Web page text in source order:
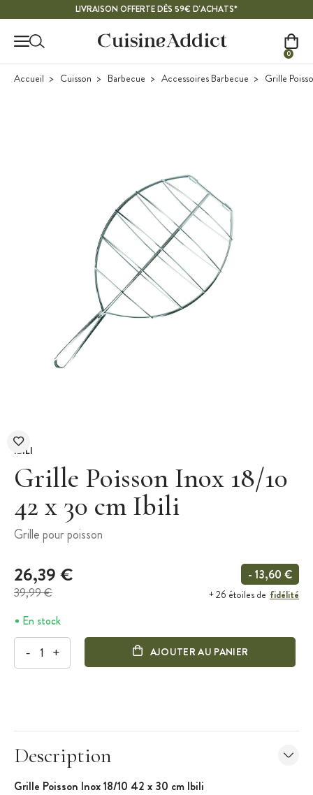
LIVRAISON OFFERTE DÈS 59€ D'ACHATS*
0
Accueil Cuisson Barbecue Accessoires Barbecue Grille
IBILI
Grille Poisson Inox 18/10
42 x 30 cm Ibili
Grille pour poisson
26,39 €
39,99 €
- 13,60 €
+ 26 étoiles de fidélité
En stock
- + AJOUTER AU PANIER
Description
Grille Poisson Inox 18/10 42 x 30 cm Ibili